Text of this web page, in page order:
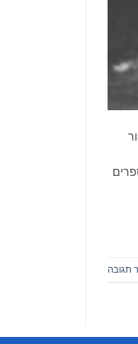
או כל ספר בנפרד. גיל ססובר (42), יליד חיפה ותושב יפו. פרסם עד כה 3 ספרים
תגובה